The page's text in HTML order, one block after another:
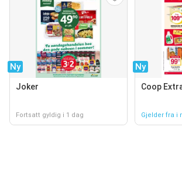
Ny
Joker
Fortsatt gyldig i 1 dag
Ny
Coop
Gjelder fra i